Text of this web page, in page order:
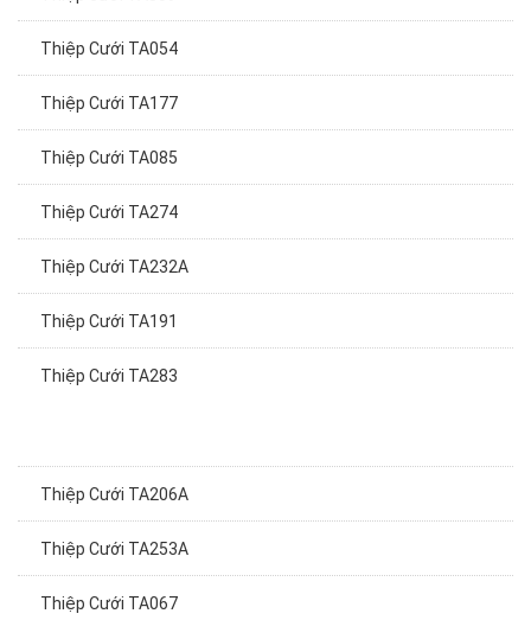
Thiệp Cưới TA054
Thiệp Cưới TA177
Thiệp Cưới TA085
Thiệp Cưới TA274
Thiệp Cưới TA232A
Thiệp Cưới TA191
Thiệp Cưới TA283
Thiệp Cưới TA206A
Thiệp Cưới TA253A
Thiệp Cưới TA067